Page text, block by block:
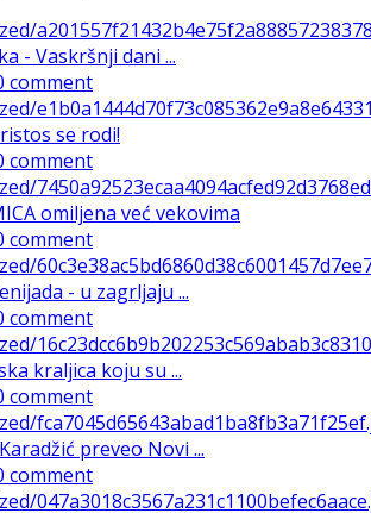
- Vaskršnji dani ...
comment
se rodi!
comment
omiljena već vekovima
comment
- u zagrljaju ...
comment
kraljica koju su ...
comment
preveo Novi ...
comment